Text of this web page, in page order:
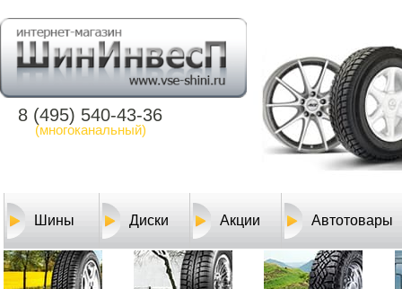
8 (495) 540-43-36
(многоканальный)
Шины Диски Акции Автотовары